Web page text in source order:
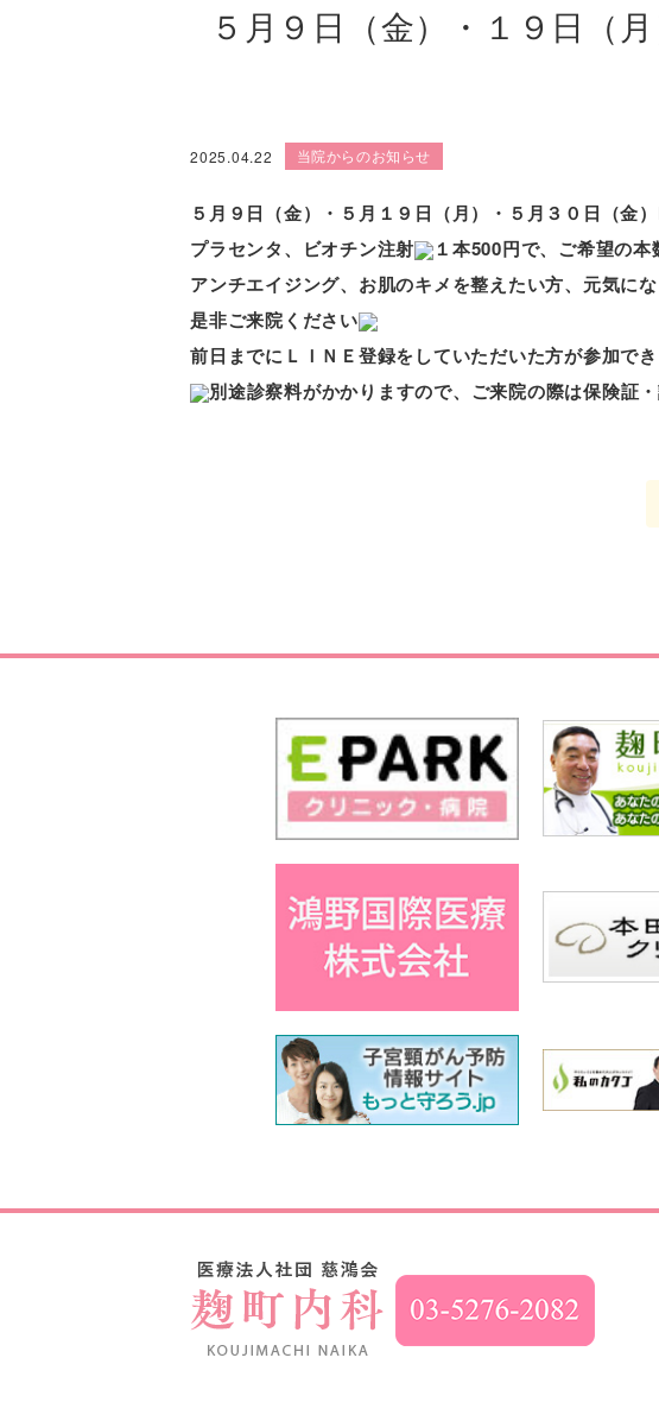
５月９日（金）・１９日（
2025.04.22 当院からのお知らせ
５月９ 日（金）・５月１９ 日（月）・５月３０日（金
プラセンタ、ビオチン注射
１本500円で、ご希望の本
アンチエイジング、お肌のキメを整えたい方、元気に
是非ご来院ください
前日までにＬＩＮＥ登録をしていただいた方が参加でき
別途診察料がかかりますので、ご来院の際は保険証